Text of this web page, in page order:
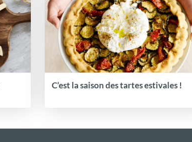
C’est la saison des tartes estivales !